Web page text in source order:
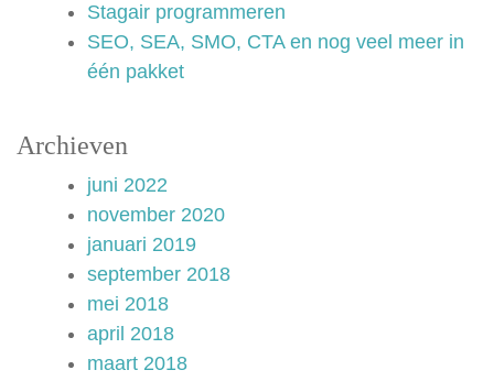
Stagair programmeren
SEO, SEA, SMO, CTA en nog veel meer in
één pakket
Archieven
juni 2022
november 2020
januari 2019
september 2018
mei 2018
april 2018
maart 2018